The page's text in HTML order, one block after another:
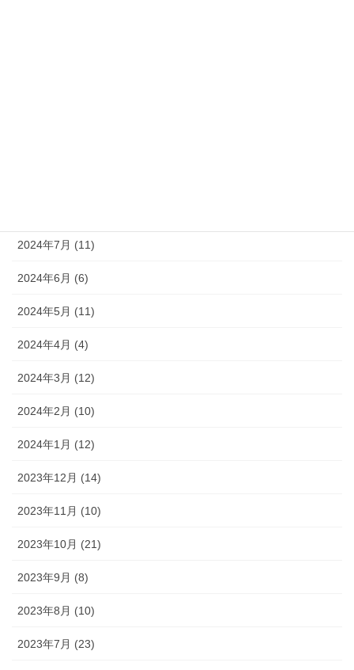
2024年7月 (11)
2024年6月 (6)
2024年5月 (11)
2024年4月 (4)
2024年3月 (12)
2024年2月 (10)
2024年1月 (12)
2023年12月 (14)
2023年11月 (10)
2023年10月 (21)
2023年9月 (8)
2023年8月 (10)
2023年7月 (23)